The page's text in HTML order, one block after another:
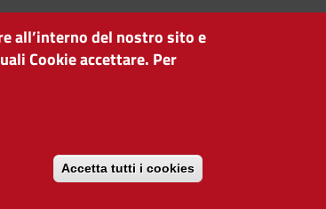
all’interno del nostro sito e
Cookie accettare. Per
Accetta tutti i cookies